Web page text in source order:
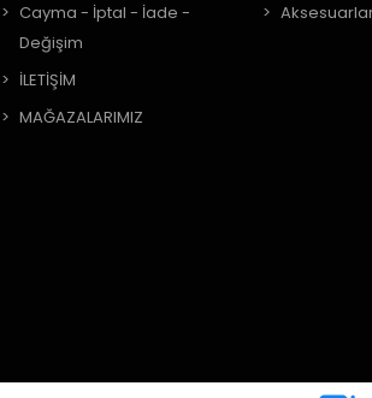
Cayma - İptal - İade -
Değişim
İLETİŞİM
MAĞAZALARIMIZ